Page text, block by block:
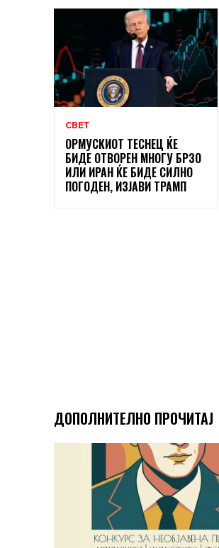
СВЕТ
ОРМУСКИОТ ТЕСНЕЦ ЌЕ
БИДЕ ОТВОРЕН МНОГУ БРЗО
ИЛИ ИРАН ЌЕ БИДЕ СИЛНО
ПОГОДЕН, ИЗЈАВИ ТРАМП
ДОПОЛНИТЕЛНО ПРОЧИТАЈ